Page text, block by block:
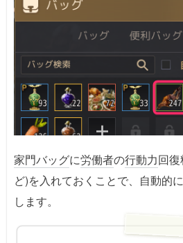
家門バッグに労働者の行動力回
ど)を入れておくことで、自動的に
します。